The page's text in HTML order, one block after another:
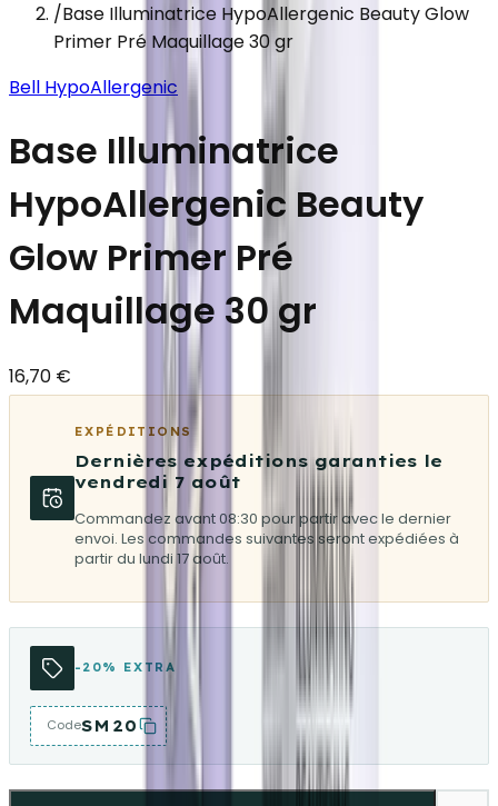
/Base Illuminatrice HypoAllergenic Beauty Glow
Primer Pré Maquillage 30 gr
Bell HypoAllergenic
Base Illuminatrice
HypoAllergenic Beauty
Glow Primer Pré
Maquillage 30 gr
16,70 €
EXPÉDITIONS
Dernières expéditions garanties le
vendredi 7 août
Commandez avant 08:30 pour partir avec le dernier
envoi. Les commandes suivantes seront expédiées à
partir du lundi 17 août.
-20% EXTRA
CodeSM20